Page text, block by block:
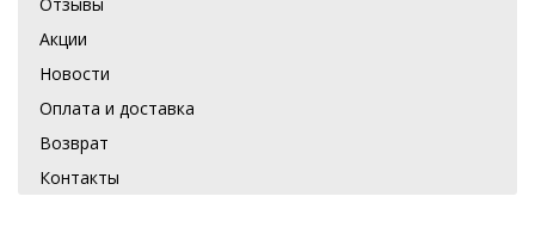
Акции
Новости
Оплата и доставка
Возврат
Контакты